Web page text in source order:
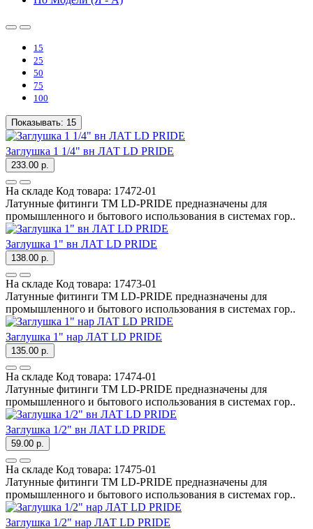
15
25
50
75
100
Показывать: 15
Заглушка 1 1/4" вн ЛАТ LD PRIDE
233.00 р.
На складе Код товара: 17472-01
Латунные фитинги ТМ LD-PRIDE предназначены для
промышленного и бытового использования в системах гор..
Заглушка 1" вн ЛАТ LD PRIDE
138.00 р.
На складе Код товара: 17473-01
Латунные фитинги ТМ LD-PRIDE предназначены для
промышленного и бытового использования в системах гор..
Заглушка 1" нар ЛАТ LD PRIDE
135.00 р.
На складе Код товара: 17474-01
Латунные фитинги ТМ LD-PRIDE предназначены для
промышленного и бытового использования в системах гор..
Заглушка 1/2" вн ЛАТ LD PRIDE
59.00 р.
На складе Код товара: 17475-01
Латунные фитинги ТМ LD-PRIDE предназначены для
промышленного и бытового использования в системах гор..
Заглушка 1/2" нар ЛАТ LD PRIDE